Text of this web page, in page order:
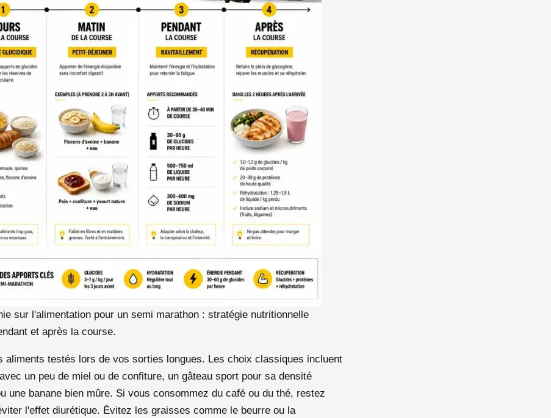
sur l'alimentation pour un semi marathon : stratégie nutritionnelle
et après la course.
aliments testés lors de vos sorties longues. Les choix classiques incluent
un peu de miel ou de confiture, un gâteau sport pour sa densité
une banane bien mûre. Si vous consommez du café ou du thé, restez
l'effet diurétique. Évitez les graisses comme le beurre ou la